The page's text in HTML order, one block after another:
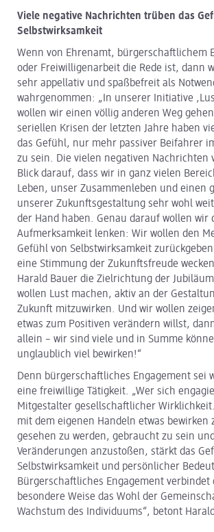
Viele negative Nachrichten trüben das
Selbstwirksamkeit
Wenn von Ehrenamt, bürgerschaftlichem
oder Freiwilligenarbeit die Rede ist, dann
sehr appellativ und spaßbefreit als
wahrgenommen: „In unserer Initiative
wollen wir einen völlig anderen Weg
seriellen Krisen der letzten Jahre haben
das Gefühl, nur mehr passiver Beifahrer
zu sein. Die vielen negativen Nachrichten
Blick darauf, dass wir in ganz vielen
Leben, unser Zusammenleben und einen
unserer Zukunftsgestaltung sehr wohl
der Hand haben. Genau darauf wollen wir
Aufmerksamkeit lenken: Wir wollen den
Gefühl von Selbstwirksamkeit
eine Stimmung der Zukunftsfreude
Harald Bauer die Zielrichtung der
wollen Lust machen, aktiv an der
Zukunft mitzuwirken. Und wir wollen
etwas zum Positiven verändern willst,
allein – wir sind viele und in Summe
unglaublich viel bewirken!“
Denn bürgerschaftliches Engagement sei
eine freiwillige Tätigkeit. „Wer sich
Mitgestalter gesellschaftlicher
mit dem eigenen Handeln etwas bewirken
gesehen zu werden, gebraucht zu sein
Veränderungen anzustoßen, stärkt das
Selbstwirksamkeit und persönlicher
Bürgerschaftliches Engagement verbindet
besondere Weise das Wohl der
Wachstum des Individuums“, betont